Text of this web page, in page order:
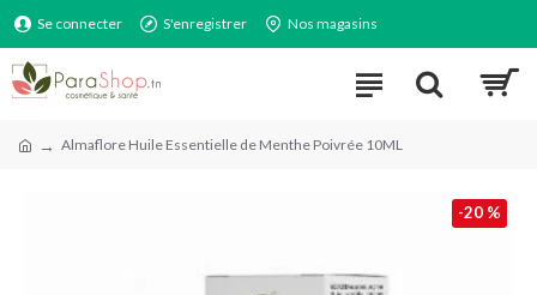
Se connecter S'enregistrer Nos magasins
Almaflore Huile Essentielle de Menthe Poivrée 10ML
-20 %